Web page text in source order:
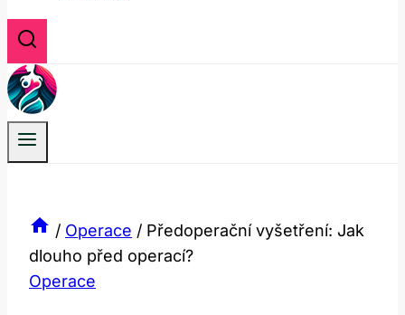
/ Operace / Předoperační vyšetření: Jak
dlouho před operací?
Operace